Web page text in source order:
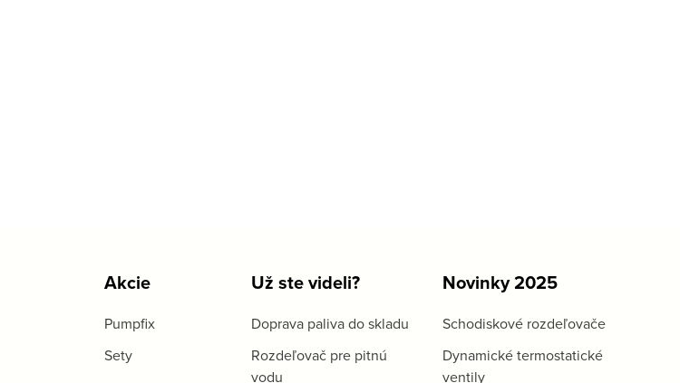
Akcie
Pumpfix
Sety
Už ste videli?
Doprava paliva do skladu
Rozdeľovač pre pitnú
vodu
Novinky 2025
Schodiskové rozdeľovače
Dynamické termostatické
ventily